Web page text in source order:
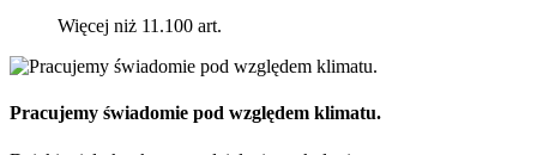
Więcej niż 11.100 art.
Pracujemy świadomie pod względem klimatu.